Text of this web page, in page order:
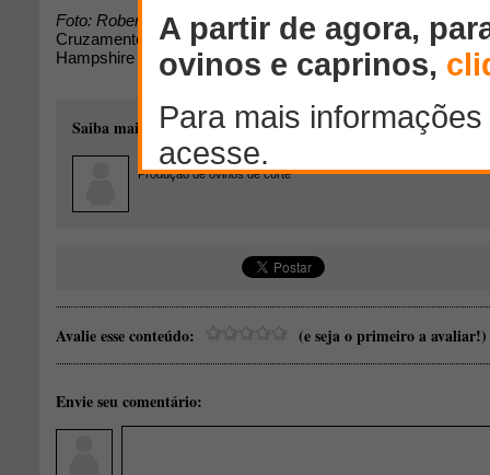
Foto: Roberto Rafael Kuhl
Cruzamento Indústrial. Borrego com 30 dias, resultado de
Hampshire Down. - Mirim Doce SC.
Saiba mais sobre o autor desse conteúdo:
Roberto Rafael KuhlTaio - Santa Catarina
Produção de ovinos de corte
Avalie esse conteúdo: (e seja o primeiro a avaliar!)
Envie seu comentário: